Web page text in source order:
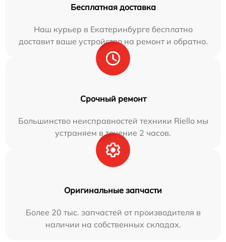
Бесплатная доставка
Наш курьер в Екатеринбурге бесплатно
доставит ваше устройство на ремонт и обратно.
Срочный ремонт
Большинство неисправностей техники Riello мы
устраняем в течение 2 часов.
Оригинальные запчасти
Более 20 тыс. запчастей от производителя в
наличии на собственных складах.